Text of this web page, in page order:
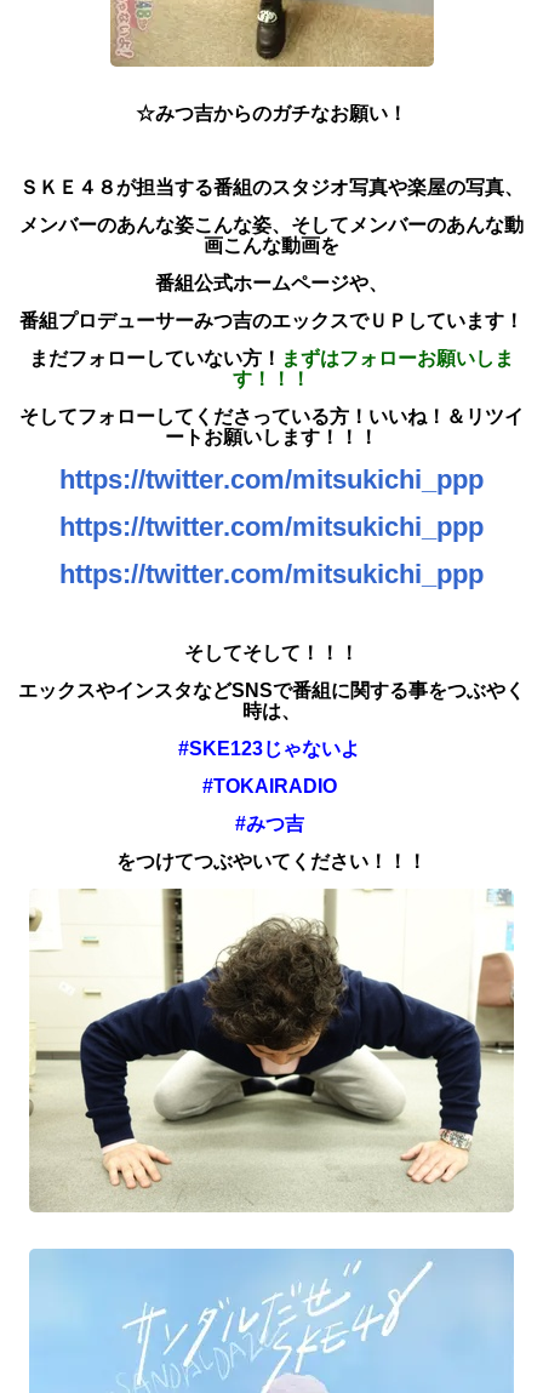
☆みつ吉からのガチなお願い！
ＳＫＥ４８が担当する番組のスタジオ写真や楽屋の写真、
メンバーのあんな姿こんな姿、 そしてメンバーのあんな動
画こんな動画を
番組公式ホームページや、
番組プロデューサーみつ吉のエックスでＵＰしています！
まだフォローしていない方！ まずはフォローお願いしま
す！！！
そしてフォローしてくださっている方！いいね！＆リツイ
ートお願いします！！！
https://twitter.com/mitsukichi_ppp
https://twitter.com/mitsukichi_ppp
https://twitter.com/mitsukichi_ppp
そしてそして！！！
エックスやインスタなどSNSで番組に関する事をつぶやく
時は、
#SKE123じゃないよ
#TOKAIRADIO
#みつ吉
をつけてつぶやいてください！！！